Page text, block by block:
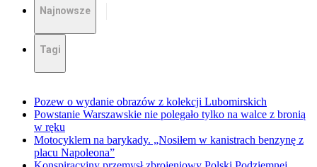
Najnowsze
Tagi
Pozew o wydanie obrazów z kolekcji Lubomirskich
Powstanie Warszawskie nie polegało tylko na walce z bronią
w ręku
Motocyklem na barykady. „Nosiłem w kanistrach benzynę z
placu Napoleona”